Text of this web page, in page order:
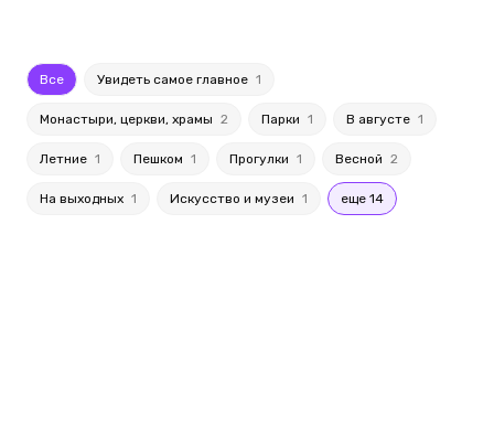
Все Увидеть самое главное 1
Монастыри, церкви, храмы 2 Парки 1 В августе 1
Летние 1 Пешком 1 Прогулки 1 Весной 2
На выходных 1 Искусство и музеи 1 еще 14